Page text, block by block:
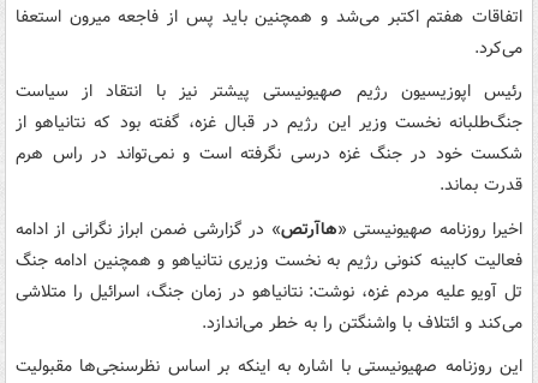
اتفاقات هفتم اکتبر می‌شد و همچنین باید پس از فاجعه میرون استعفا
می‌کرد.
رئیس اپوزیسیون رژیم صهیونیستی پیشتر نیز با انتقاد از سیاست
جنگ‌طلبانه نخست وزیر این رژیم در قبال غزه، گفته بود که نتانیاهو از
شکست خود در جنگ غزه درسی نگرفته است و نمی‌تواند در راس هرم
قدرت بماند.
اخیرا روزنامه صهیونیستی «هاآرتص» در گزارشی ضمن ابراز نگرانی از ادامه
فعالیت کابینه کنونی رژیم به نخست وزیری نتانیاهو و همچنین ادامه جنگ
تل آویو علیه مردم غزه، نوشت: نتانیاهو در زمان جنگ، اسرائیل را متلاشی
می‌کند و ائتلاف با واشنگتن را به خطر می‌اندازد.
این روزنامه صهیونیستی با اشاره به اینکه بر اساس نظرسنجی‌ها مقبولیت